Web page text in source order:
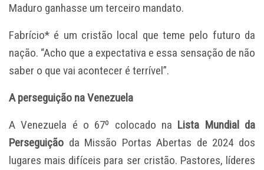
Maduro ganhasse um terceiro mandato.
Fabrício* é um cristão local que teme pelo futuro da
nação. “Acho que a expectativa e essa sensação de não
saber o que vai acontecer é terrível”.
A perseguição na Venezuela
A Venezuela é o 67º colocado na Lista Mundial da
Perseguição da Missão Portas Abertas de 2024 dos
lugares mais difíceis para ser cristão. Pastores, líderes